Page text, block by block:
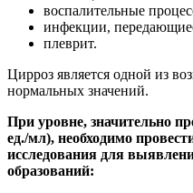
воспалительные
инфекции,
плеврит.
Цирроз является одной из
нормальных значений.
При уровне, значительно
ед./мл), необходимо
исследования для
образований: